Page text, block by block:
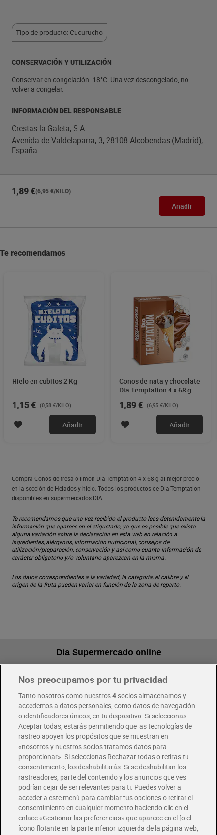
Tipo de producto: Cucurucho
CONSERVACIÓN Y UTILIZACIÓN
Conservar en congelación -18°C. Una vez descongelado, no
volver a congelar.
INFORMACIÓN DEL RESPONSABLE
Crestas la Galeta, S.A.
Avenida de Valdelaparra, 3, 28108 Alcobendas (Madrid),
España.
1,89 €(6,95 €/KILO)
Añadir
Te recomendamos
Hielo en cubitos 2 Kg
1,15 € (0,58 €/KILO)
Añadir
Conos de nata y chocolate
Dia Temptation 4 x 68 g
1,89 € (6,95 €/KILO)
Añadir
Compra Conos de fresa o limón Dia Temptation 4 x 68 g al mejor precio
en la sección de Helados y hielo. Todos los productos de Dia Temptation
disponibles en supermercados DIA.
Te recomendamos que una vez recibido el producto leas detenidamente la
información que aparece en el etiquetado, ya que es posible que exista
alguna variación sobre la declaración en esta web en relación a
ingredientes, alérgenos, información nutricional, consejos de
utilización/preparación, conservación y así como cuanta información de
carácter obligatorio y/o voluntario aparezcan en la misma.
Los datos correspondientes a la variedad, la categoría, el calibre y el
origen de la fruta pueden variar en función de la zona de reparto.
Dia Supermercado online
Pide hoy, recibe hoy
Envío gratis por compras superiores a 100€
Envío estandar por 4,99€
Glovo y Uber Eats
Solicita tu factura de Glovo o Uber Eats
Únete al CLUB Dia
Disfruta las ventajas y ofertas exclusivas.
Descárgate la APP Dia
Folletos y Tiendas
Nos preocupamos por tu privacidad
Tanto nosotros como nuestros4socios almacenamos y
accedemos a datos personales, como datos de navegación
o identificadores únicos, en tu dispositivo. Si seleccionas
Aceptar todas, estarás permitiendo que las tecnologías de
rastreo apoyen los propósitos que se muestran en
«nosotros y nuestros socios tratamos datos para
proporcionar». Si seleccionas Rechazar todas o retiras tu
consentimiento, los deshabilitarás. Si se deshabilitan los
rastreadores, parte del contenido y los anuncios que ves
podrían dejar de ser relevantes para ti. Puedes volver a
acceder a este menú para cambiar tus opciones o retirar el
consentimiento en cualquier momento haciendo clic en el
enlace «Gestionar las preferencias» que aparece en el [o el
ícono flotante en la parte inferior izquierda de la página web,